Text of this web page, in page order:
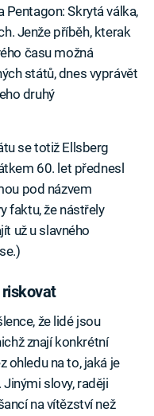
Skrytá válka,
Jenže příběh, kterak
času možná
států, dnes vyprávět
druhý
se totiž Ellsberg
60. let přednesl
pod názvem
faktu, že nástřely
už u slavného
riskovat
že lidé jsou
znají konkrétní
ohledu na to, jaká je
slovy, raději
na vítězství než